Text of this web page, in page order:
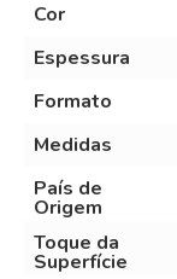
Cor
Espessura
Formato
Medidas
País de
Origem
Toque da
Superfície